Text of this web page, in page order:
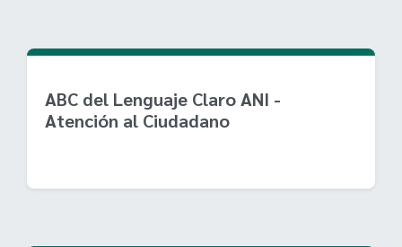
ABC del Lenguaje Claro ANI -
Atención al Ciudadano